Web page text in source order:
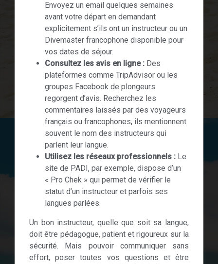
Envoyez un email quelques semaines
avant votre départ en demandant
explicitement s’ils ont un instructeur ou un
Divemaster francophone disponible pour
vos dates de séjour.
Consultez les avis en ligne : Des
plateformes comme TripAdvisor ou les
groupes Facebook de plongeurs
regorgent d’avis. Recherchez les
commentaires laissés par des voyageurs
français ou francophones, ils mentionnent
souvent le nom des instructeurs qui
parlent leur langue.
Utilisez les réseaux professionnels : Le
site de PADI, par exemple, dispose d’un
« Pro Chek » qui permet de vérifier le
statut d’un instructeur et parfois ses
langues parlées.
Un bon instructeur, quelle que soit sa langue,
doit être pédagogue, patient et rigoureux sur la
sécurité. Mais pouvoir communiquer sans
effort, poser toutes vos questions et être